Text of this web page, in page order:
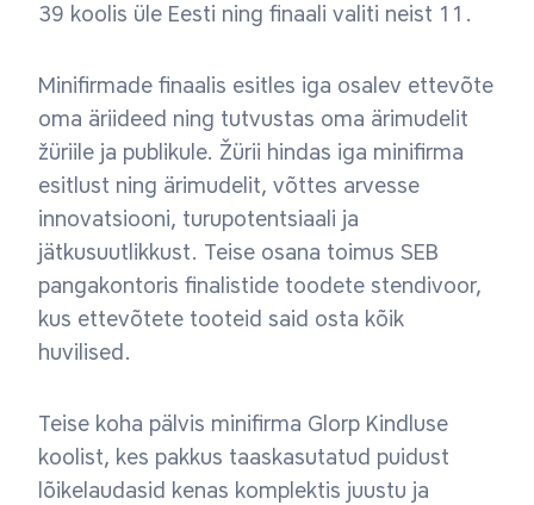
39 koolis üle Eesti ning finaali valiti neist 11.
Minifirmade finaalis esitles iga osalev ettevõte
oma äriideed ning tutvustas oma ärimudelit
žüriile ja publikule. Žürii hindas iga minifirma
esitlust ning ärimudelit, võttes arvesse
innovatsiooni, turupotentsiaali ja
jätkusuutlikkust. Teise osana toimus SEB
pangakontoris finalistide toodete stendivoor,
kus ettevõtete tooteid said osta kõik
huvilised.
Teise koha pälvis minifirma Glorp Kindluse
koolist, kes pakkus taaskasutatud puidust
lõikelaudasid kenas komplektis juustu ja